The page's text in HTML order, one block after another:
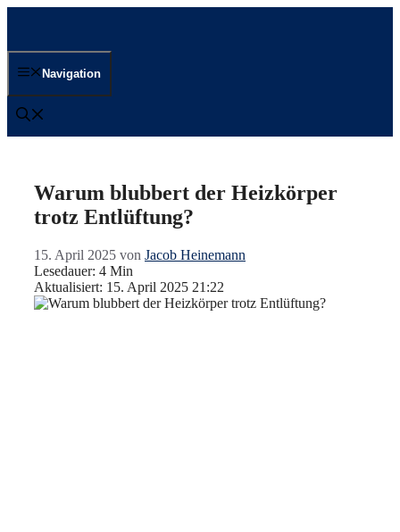
Navigation
Warum blubbert der Heizkörper
trotz Entlüftung?
15. April 2025 von Jacob Heinemann
Lesedauer: 4 Min
Aktualisiert: 15. April 2025 21:22